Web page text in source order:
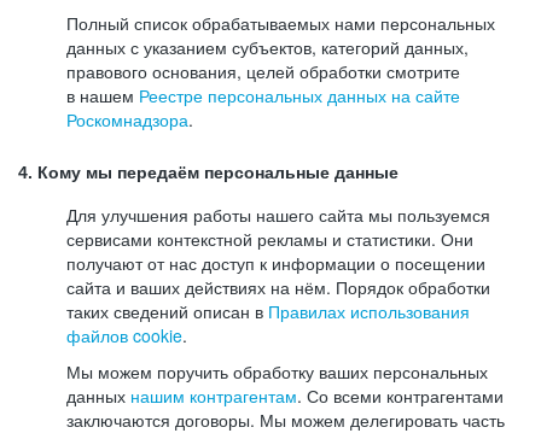
Полный список обрабатываемых нами персональных
данных с указанием субъектов, категорий данных,
правового основания, целей обработки смотрите
в нашем Реестре персональных данных на сайте
Роскомнадзора.
4. Кому мы передаём персональные данные
Для улучшения работы нашего сайта мы пользуемся
сервисами контекстной рекламы и статистики. Они
получают от нас доступ к информации о посещении
сайта и ваших действиях на нём. Порядок обработки
таких сведений описан в Правилах использования
файлов cookie.
Мы можем поручить обработку ваших персональных
данных нашим контрагентам. Со всеми контрагентами
заключаются договоры. Мы можем делегировать часть